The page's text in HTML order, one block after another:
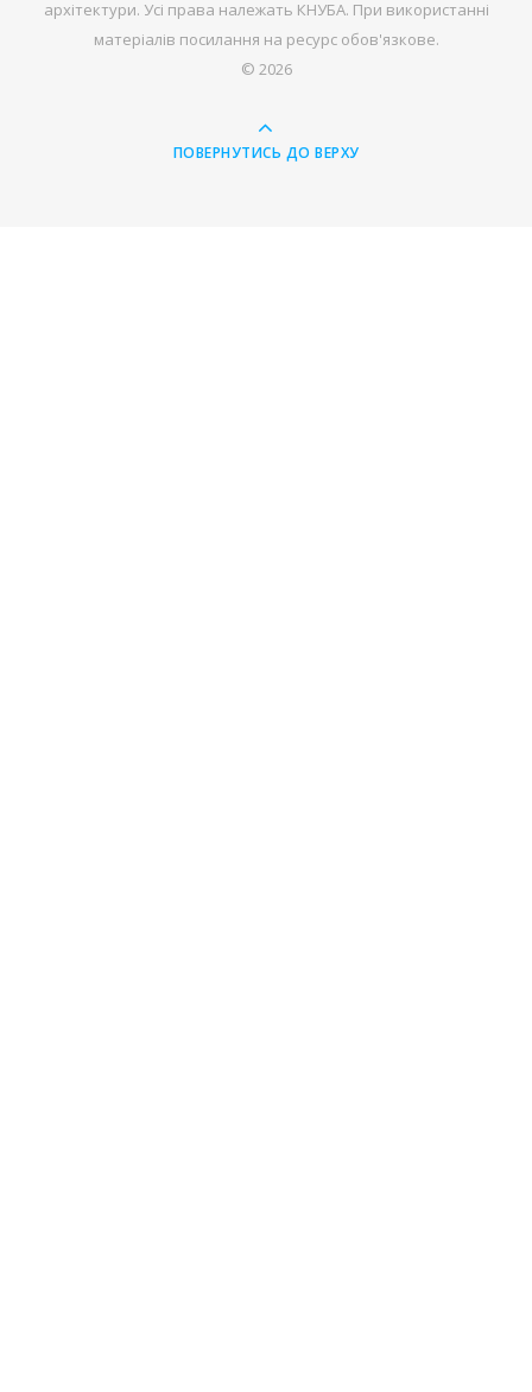
архітектури. Усі права належать КНУБА. При використанні
матеріалів посилання на ресурс обов'язкове.
© 2026
ПОВЕРНУТИСЬ ДО ВЕРХУ